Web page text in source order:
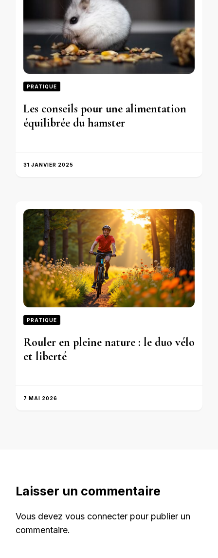
PRATIQUE
Les conseils pour une alimentation
équilibrée du hamster
31 JANVIER 2025
PRATIQUE
Rouler en pleine nature : le duo vélo
et liberté
7 MAI 2026
Laisser un commentaire
Vous devez vous connecter pour publier un
commentaire.